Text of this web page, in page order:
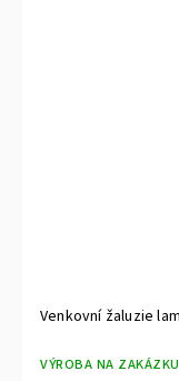
Venkovní žaluzie
VÝROBA NA